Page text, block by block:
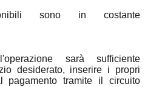
sono in costante
sarà sufficiente
desiderato, inserire i propri
pagamento tramite il circuito